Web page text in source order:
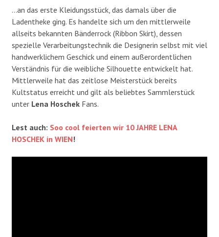
…an das erste Kleidungsstück, das damals über die
Ladentheke ging. Es handelte sich um den mittlerweile
allseits bekannten Bänderrock (Ribbon Skirt), dessen
spezielle Verarbeitungstechnik die Designerin selbst mit viel
handwerklichem Geschick und einem außerordentlichen
Verständnis für die weibliche Silhouette entwickelt hat.
Mittlerweile hat das zeitlose Meisterstück bereits
Kultstatus erreicht und gilt als beliebtes Sammlerstück
unter Lena Hoschek Fans.
Lest auch: Soo cool feierten wir 10 JAHRE LENA
HOSCHEK in WIEN!